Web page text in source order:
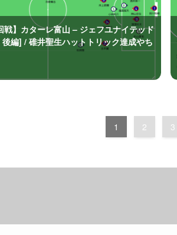
戦】カターレ富山 – ジェフユナイテッド
編] / 碓井聖生ハットトリック達成やち
1 2 3